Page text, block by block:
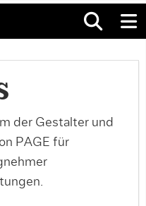
der Gestalter und
PAGE für